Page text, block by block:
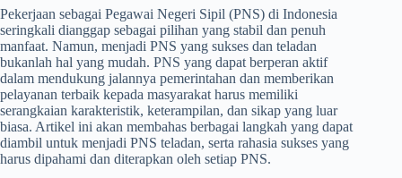
Pekerjaan sebagai Pegawai Negeri Sipil (PNS) di Indonesia
seringkali dianggap sebagai pilihan yang stabil dan penuh
manfaat. Namun, menjadi PNS yang sukses dan teladan
bukanlah hal yang mudah. PNS yang dapat berperan aktif
dalam mendukung jalannya pemerintahan dan memberikan
pelayanan terbaik kepada masyarakat harus memiliki
serangkaian karakteristik, keterampilan, dan sikap yang luar
biasa. Artikel ini akan membahas berbagai langkah yang dapat
diambil untuk menjadi PNS teladan, serta rahasia sukses yang
harus dipahami dan diterapkan oleh setiap PNS.